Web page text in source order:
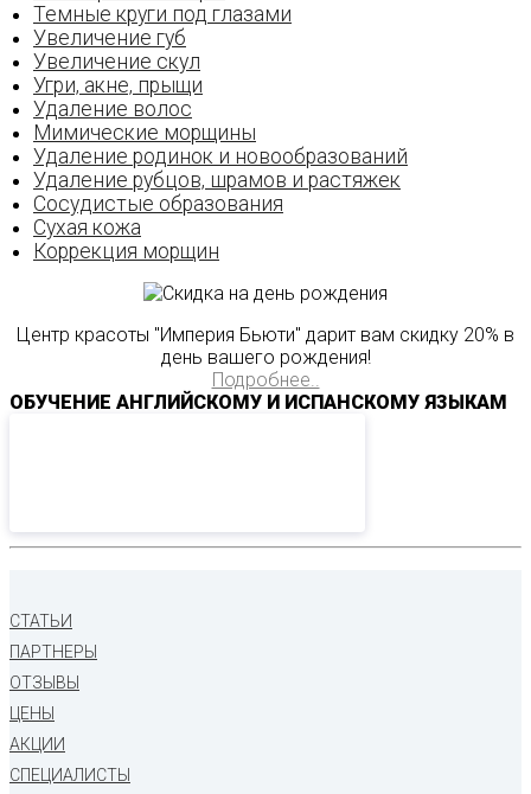
Темные круги под глазами
Увеличение губ
Увеличение скул
Угри‚ акне‚ прыщи
Удаление волос
Мимические морщины
Удаление родинок и новообразований
Удаление рубцов‚ шрамов и растяжек
Сосудистые образования
Сухая кожа
Коррекция морщин
Центр красоты "Империя Бьюти" дарит вам скидку 20% в
день вашего рождения!
Подробнее..
ОБУЧЕНИЕ АНГЛИЙСКОМУ И ИСПАНСКОМУ ЯЗЫКАМ
СТАТЬИ
ПАРТНЕРЫ
ОТЗЫВЫ
ЦЕНЫ
АКЦИИ
СПЕЦИАЛИСТЫ